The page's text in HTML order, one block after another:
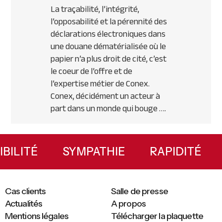
La traçabilité, l’intégrité,
l’opposabilité et la pérennité des
déclarations électroniques dans
une douane dématérialisée où le
papier n’a plus droit de cité, c’est
le coeur de l’offre et de
l’expertise métier de Conex.
Conex, décidément un acteur à
part dans un monde qui bouge ….
Primary
Sidebar
SYMPATHIE RAPIDITÉ
Mentions légales Télécharger la plaquette
Cas clients
Salle de presse
Actualités
A propos